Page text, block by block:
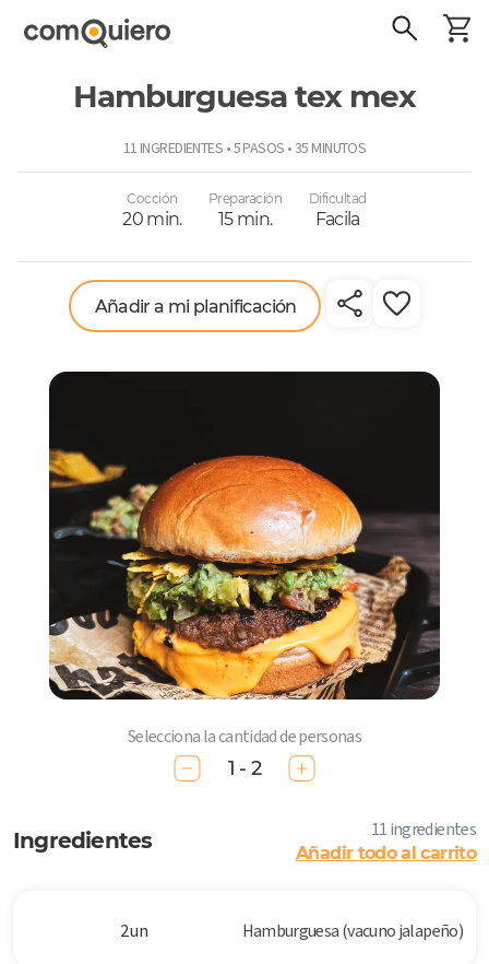
Hamburguesa tex mex
11 INGREDIENTES • 5 PASOS • 35 MINUTOS
Cocción
20 min.
Preparación
15 min.
Dificultad
Facila
Añadir a mi planificación
Selecciona la cantidad de personas
1 - 2
Ingredientes 11 ingredientes
Añadir todo al carrito
2 un Hamburguesa (vacuno jalapeño)